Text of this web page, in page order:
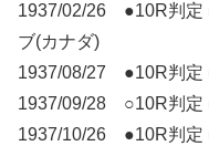
1937/02/26 ●10R判定
ブ(カナダ)
1937/08/27 ●10R判定
1937/09/28 ○10R判定
1937/10/26 ●10R判定